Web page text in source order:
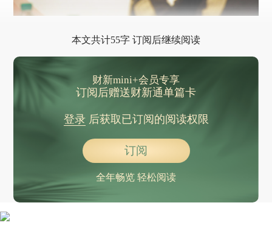
本文共计55字 订阅后继续阅读
财新mini+会员专享
订阅后赠送财新通单篇卡
登录后获取已订阅的阅读权限
订阅
全年畅览 轻松阅读